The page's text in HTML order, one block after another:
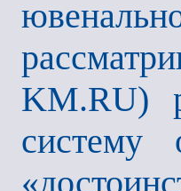
KM.RU)
систему